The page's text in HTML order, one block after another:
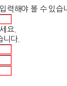
력해야 볼 수 있습
요.
니다.